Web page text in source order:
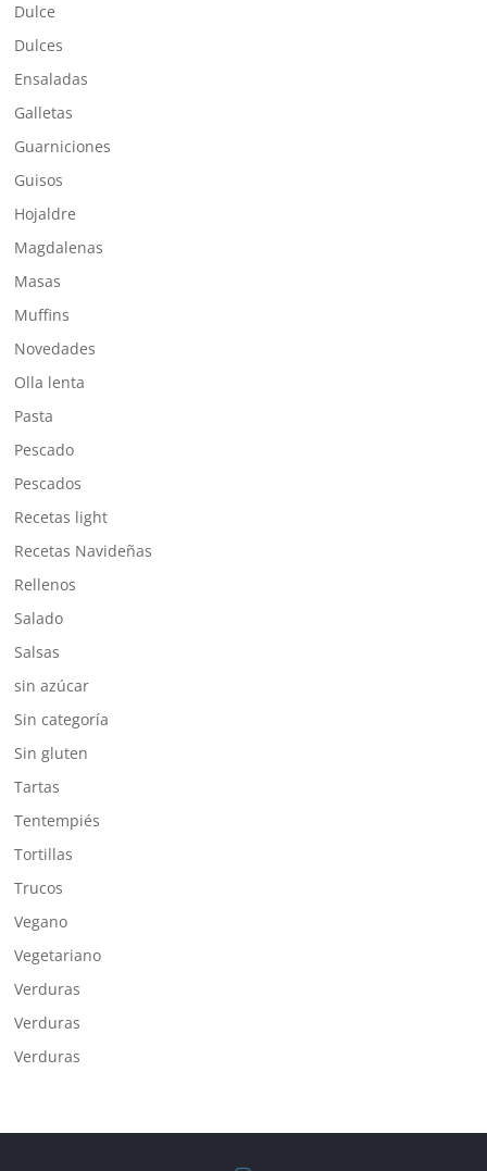
Dulce
Dulces
Ensaladas
Galletas
Guarniciones
Guisos
Hojaldre
Magdalenas
Masas
Muffins
Novedades
Olla lenta
Pasta
Pescado
Pescados
Recetas light
Recetas Navideñas
Rellenos
Salado
Salsas
sin azúcar
Sin categoría
Sin gluten
Tartas
Tentempiés
Tortillas
Trucos
Vegano
Vegetariano
Verduras
Verduras
Verduras